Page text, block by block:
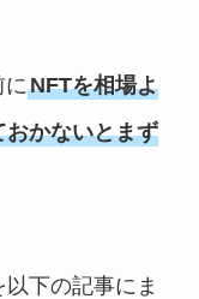
NFTを相場よ
かないとまず
下の記事にま